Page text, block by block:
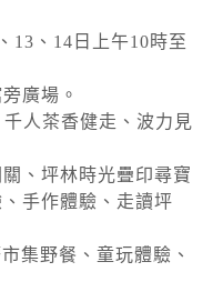
13、14日上午10時至
廣場。
人茶香健走、波力見
、坪林時光疊印尋寶
手作體驗、走讀坪
集野餐、童玩體驗、